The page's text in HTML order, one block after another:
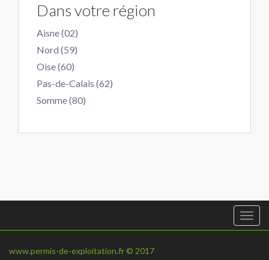
Dans votre région
Aisne (02)
Nord (59)
Oise (60)
Pas-de-Calais (62)
Somme (80)
www.permis-de-exploitation.fr © 2017